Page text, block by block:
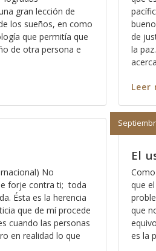
gran lección de
los sueños, en como
que permitía que
de otra persona e
de
la
Leer
No
forje contra ti; toda
Ésta es la herencia
que de mí procede
cuando las personas
en realidad lo que
El
que
que
es la